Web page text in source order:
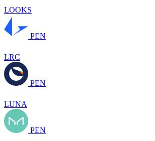
LOOKS
PEN
LRC
PEN
LUNA
PEN